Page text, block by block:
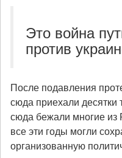
Это война
против
После подавления
сюда приехали десятки
сюда бежали многие из
все эти годы могли
организованную